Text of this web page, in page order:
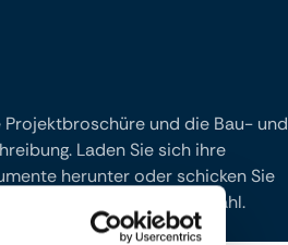
Projektbroschüre und die Bau- und
Laden Sie sich ihre
herunter oder schicken Sie
E-Mail Adresse Ihrer Wahl.